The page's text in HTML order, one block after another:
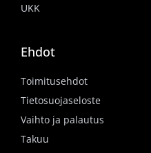
UKK
Ehdot
Toimitusehdot
Tietosuojaseloste
Vaihto ja palautus
Takuu